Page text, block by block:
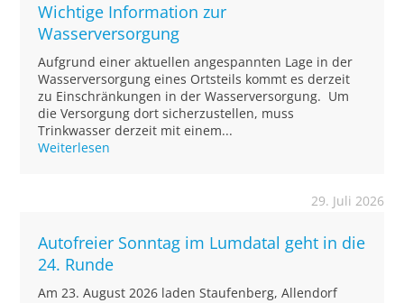
Wichtige Information zur
Wasserversorgung
Aufgrund einer aktuellen angespannten Lage in der
Wasserversorgung eines Ortsteils kommt es derzeit
zu Einschränkungen in der Wasserversorgung. Um
die Versorgung dort sicherzustellen, muss
Trinkwasser derzeit mit einem...
Weiterlesen
29. Juli 2026
Autofreier Sonntag im Lumdatal geht in die
24. Runde
Am 23. August 2026 laden Staufenberg, Allendorf